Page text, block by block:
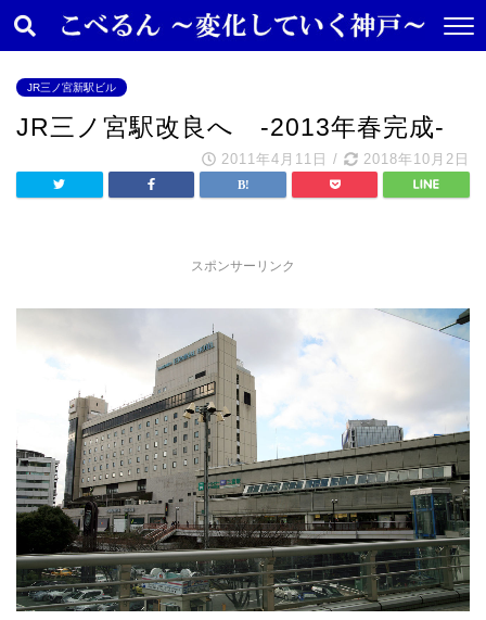
JR三ノ宮新駅ビル
JR三ノ宮駅改良へ -2013年春完成-
2011年4月11日 / 2018年10月2日
スポンサーリンク